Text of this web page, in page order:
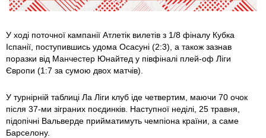
У ході поточної кампанії Атлетік вилетів з 1/8 фіналу Кубка
Іспанії, поступившись удома Осасуні (2:3), а також зазнав
поразки від Манчестер Юнайтед у півфіналі плей-оф Ліги
Європи (1:7 за сумою двох матчів).
У турнірній таблиці Ла Ліги клуб іде четвертим, маючи 70 очок
після 37-ми зіграних поєдинків. Наступної неділі, 25 травня,
підопічні Вальверде прийматимуть чемпіона країни, а саме
Барселону.